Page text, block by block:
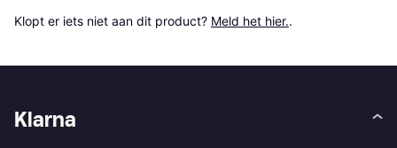
Klopt er iets niet aan dit product? Meld het hier..
Klarna